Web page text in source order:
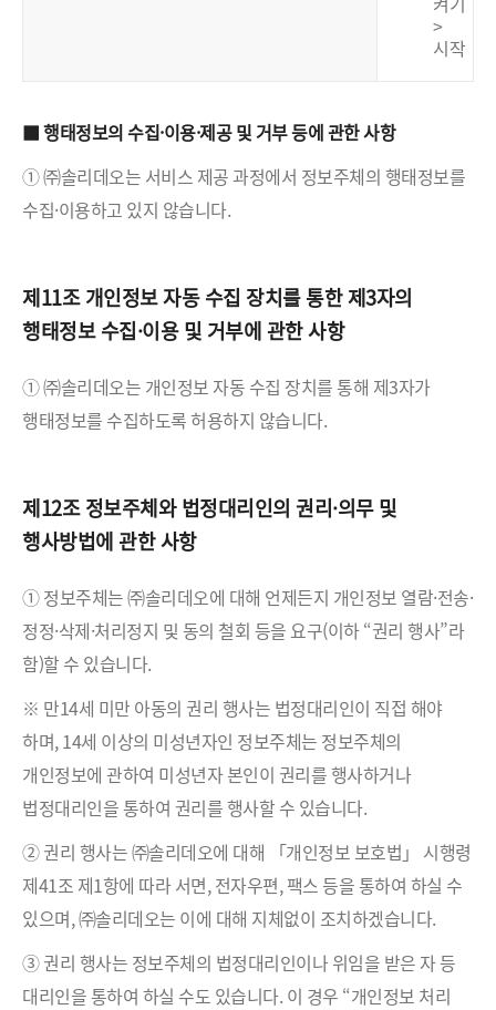
>
시작
■ 행태정보의 수집·이용·제공 및 거부 등에 관한 사항
① ㈜솔리데오는 서비스 제공 과정에서 정보주체의 행태정보를
수집·이용하고 있지 않습니다.
제11조 개인정보 자동 수집 장치를 통한 제3자의
행태정보 수집·이용 및 거부에 관한 사항
① ㈜솔리데오는 개인정보 자동 수집 장치를 통해 제3자가
행태정보를 수집하도록 허용하지 않습니다.
제12조 정보주체와 법정대리인의 권리·의무 및
행사방법에 관한 사항
① 정보주체는 ㈜솔리데오에 대해 언제든지 개인정보 열람·전송·
정정·삭제·처리정지 및 동의 철회 등을 요구(이하 “권리 행사”라
함)할 수 있습니다.
※ 만14세 미만 아동의 권리 행사는 법정대리인이 직접 해야
하며, 14세 이상의 미성년자인 정보주체는 정보주체의
개인정보에 관하여 미성년자 본인이 권리를 행사하거나
법정대리인을 통하여 권리를 행사할 수 있습니다.
② 권리 행사는 ㈜솔리데오에 대해 「개인정보 보호법」 시행령
제41조 제1항에 따라 서면, 전자우편, 팩스 등을 통하여 하실 수
있으며, ㈜솔리데오는 이에 대해 지체없이 조치하겠습니다.
③ 권리 행사는 정보주체의 법정대리인이나 위임을 받은 자 등
대리인을 통하여 하실 수도 있습니다. 이 경우 “개인정보 처리